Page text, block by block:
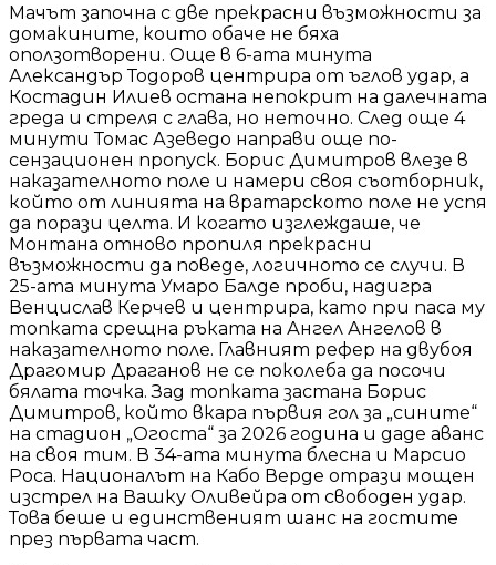
Мачът започна с две прекрасни възможности за
домакините, които обаче не бяха
оползотворени. Още в 6-ата минута
Александър Тодоров центрира от ъглов удар, а
Костадин Илиев остана непокрит на далечната
греда и стреля с глава, но неточно. След още 4
минути Томас Азеведо направи още по-
сензационен пропуск. Борис Димитров влезе в
наказателното поле и намери своя съотборник,
който от линията на вратарското поле не успя
да порази целта. И когато изглеждаше, че
Монтана отново пропиля прекрасни
възможности да поведе, логичното се случи. В
25-ата минута Умаро Балде проби, надигра
Венцислав Керчев и центрира, като при паса му
топката срещна ръката на Ангел Ангелов в
наказателното поле. Главният рефер на двубоя
Драгомир Драганов не се поколеба да посочи
бялата точка. Зад топката застана Борис
Димитров, който вкара първия гол за „сините“
на стадион „Огоста“ за 2026 година и даде аванс
на своя тим. В 34-ата минута блесна и Марсио
Роса. Националът на Кабо Верде отрази мощен
изстрел на Вашку Оливейра от свободен удар.
Това беше и единственият шанс на гостите
през първата част.